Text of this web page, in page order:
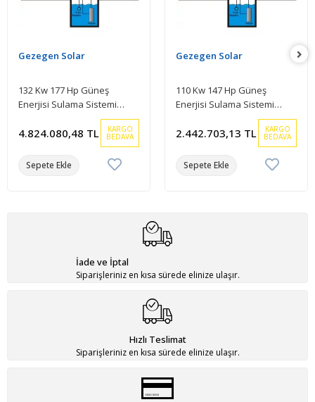
Gezegen Solar
132 Kw 177 Hp Güneş
Enerjisi Sulama Sistemi
4.824.080,48 TL KARGO
BEDAVA
Sepete Ekle
Gezegen Solar
110 Kw 147 Hp Güneş
Enerjisi Sulama Sistemi
2.442.703,13 TL KARGO
BEDAVA
Sepete Ekle
İade ve İptal
Siparişleriniz en kısa sürede elinize ulaşır.
Hızlı Teslimat
Siparişleriniz en kısa sürede elinize ulaşır.